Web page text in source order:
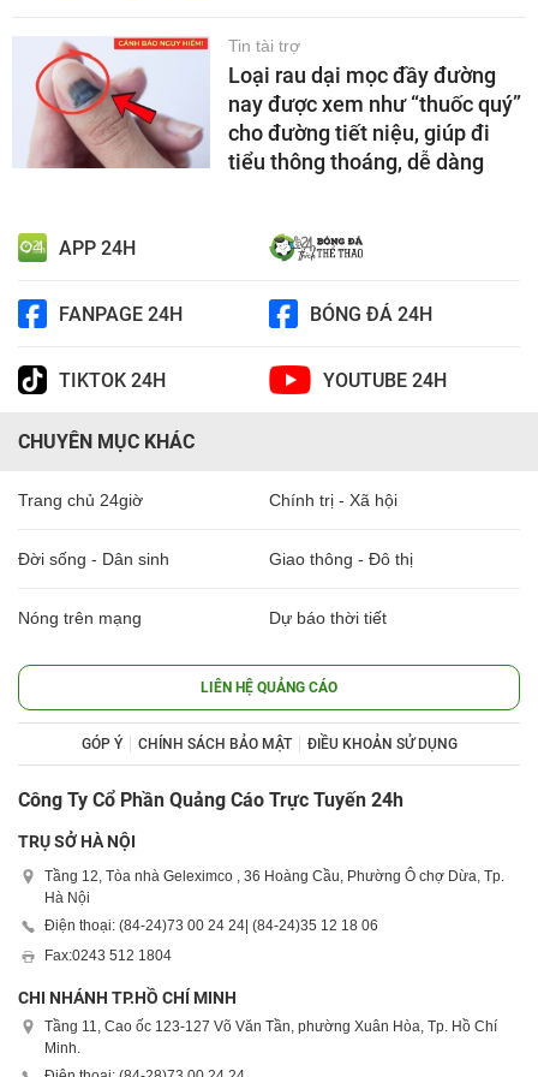
Tin tài trợ
Loại rau dại mọc đầy đường
nay được xem như “thuốc quý”
cho đường tiết niệu, giúp đi
tiểu thông thoáng, dễ dàng
APP 24H
FANPAGE 24H BÓNG ĐÁ 24H
TIKTOK 24H YOUTUBE 24H
CHUYÊN MỤC KHÁC
Trang chủ 24giờ Chính trị - Xã hội
Đời sống - Dân sinh Giao thông - Đô thị
Nóng trên mạng Dự báo thời tiết
LIÊN HỆ QUẢNG CÁO
GÓP Ý CHÍNH SÁCH BẢO MẬT ĐIỀU KHOẢN SỬ DỤNG
Công Ty Cổ Phần Quảng Cáo Trực Tuyến 24h
TRỤ SỞ HÀ NỘI
Tầng 12, Tòa nhà Geleximco , 36 Hoàng Cầu, Phường Ô chợ Dừa, Tp.
Hà Nội
Điện thoại: (84-24)73 00 24 24 | (84-24)35 12 18 06
Fax:0243 512 1804
CHI NHÁNH TP.HỒ CHÍ MINH
Tầng 11, Cao ốc 123-127 Võ Văn Tần, phường Xuân Hòa, Tp. Hồ Chí
Minh.